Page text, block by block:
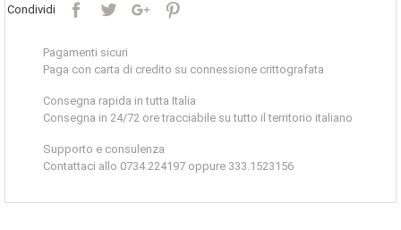
Condividi
Pagamenti sicuri
Paga con carta di credito su connessione crittografata
Consegna rapida in tutta Italia
Consegna in 24/72 ore tracciabile su tutto il territorio italiano
Supporto e consulenza
Contattaci allo 0734.224197 oppure 333.1523156